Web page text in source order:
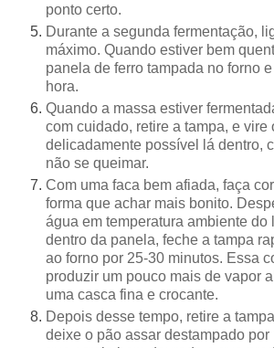
ponto certo.
Durante a segunda fermentação,
máximo. Quando estiver bem
panela de ferro tampada no forno
hora.
Quando a massa estiver
com cuidado, retire a tampa, e vire
delicadamente possível lá dentro,
não se queimar.
Com uma faca bem afiada, faça
forma que achar mais bonito.
água em temperatura ambiente do
dentro da panela, feche a tampa
ao forno por 25-30 minutos. Essa
produzir um pouco mais de vapor
uma casca fina e crocante.
Depois desse tempo, retire a
deixe o pão assar destampado por